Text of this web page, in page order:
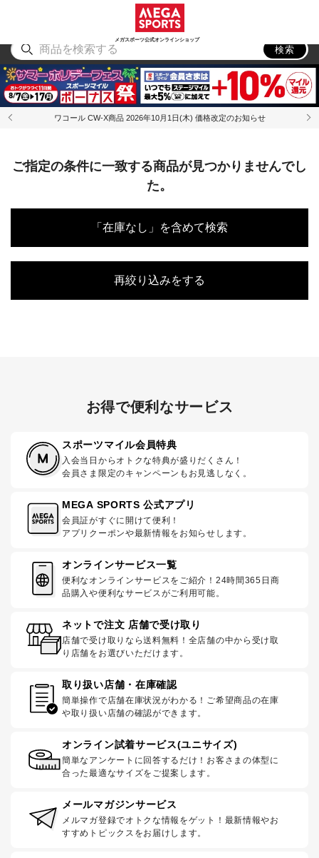
メガスポーツ公式オンラインショップ
アウトドア
検索
ワコール CW-X商品 2026年10月1日(木) 価格改定のお知らせ
ご指定の条件に一致する商品が見つかりませんでし
た。
「在庫なし」を含めて検索
再絞り込みをする
お得で便利なサービス
スポーツマイル会員特典
入会当日からオトクな特典が盛りだくさん！
会員さま限定のキャンペーンもお見逃しなく。
MEGA SPORTS 公式アプリ
会員証がすぐに開けて便利！
アプリクーポンや最新情報をお知らせします。
オンラインサービス一覧
便利なオンラインサービスをご紹介！24時間365日商
品購入や便利なサービスがご利用可能。
ネットで注文 店舗で受け取り
店舗で受け取りなら送料無料！全店舗の中から受け取
り店舗をお選びいただけます。
取り扱い店舗・在庫確認
簡単操作で店舗在庫状況がわかる！ご希望商品の在庫
や取り扱い店舗の確認ができます。
オンライン試着サービス(ユニサイズ)
簡単なアンケートに回答するだけ！お客さまの体型に
合った最適なサイズをご提案します。
メールマガジンサービス
メルマガ登録でオトクな情報をゲット！最新情報やお
すすめトピックスをお届けします。